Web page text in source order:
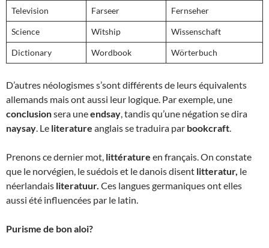
Television Farseer Fernseher
Science Witship Wissenschaft
Dictionary Wordbook Wörterbuch
D’autres néologismes s’sont différents de leurs équivalents
allemands mais ont aussi leur logique. Par exemple, une
conclusionsera uneendsay, tandis qu’une négation se dira
naysay. Le literature anglais se traduira par bookcraft.
Prenons ce dernier mot, littérature en français. On constate
que le norvégien, le suédois et le danois disent litteratur, le
néerlandais literatuur. Ces langues germaniques ont elles
aussi été influencées par le latin.
Purisme de bon aloi?